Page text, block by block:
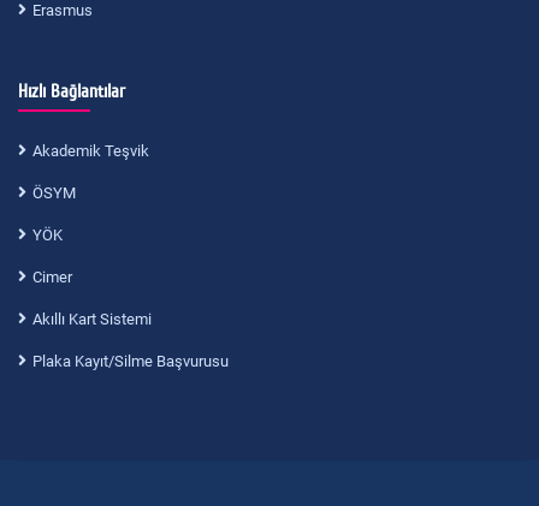
Erasmus
Hızlı Bağlantılar
Akademik Teşvik
ÖSYM
YÖK
Cimer
Akıllı Kart Sistemi
Plaka Kayıt/Silme Başvurusu